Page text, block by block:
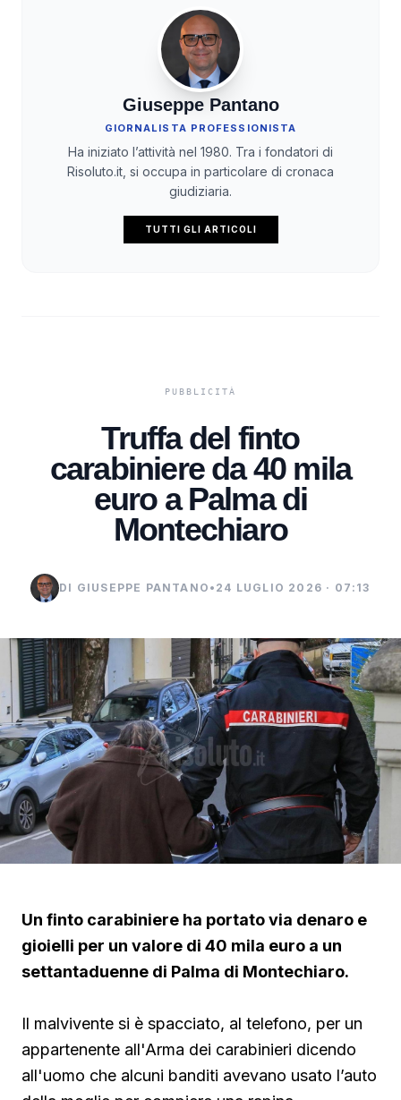
Giuseppe Pantano
GIORNALISTA PROFESSIONISTA
Ha iniziato l’attività nel 1980. Tra i fondatori di
Risoluto.it, si occupa in particolare di cronaca
giudiziaria.
TUTTI GLI ARTICOLI
Truffa del finto
carabiniere da 40 mila
euro a Palma di
Montechiaro
DI GIUSEPPE PANTANO • 24 LUGLIO 2026 · 07:13
Un finto carabiniere ha portato via denaro e
gioielli per un valore di 40 mila euro a un
settantaduenne di Palma di Montechiaro.
Il malvivente si è spacciato, al telefono, per un
appartenente all'Arma dei carabinieri dicendo
all'uomo che alcuni banditi avevano usato l’auto